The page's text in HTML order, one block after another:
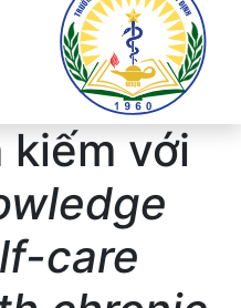
kiếm với
care